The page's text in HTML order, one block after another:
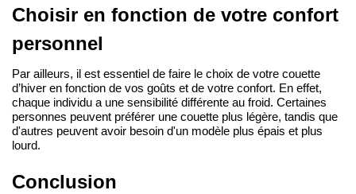
Choisir en fonction de votre confort
personnel
Par ailleurs, il est essentiel de faire le choix de votre couette
d’hiver en fonction de vos goûts et de votre confort. En effet,
chaque individu a une sensibilité différente au froid. Certaines
personnes peuvent préférer une couette plus légère, tandis que
d'autres peuvent avoir besoin d'un modèle plus épais et plus
lourd.
Conclusion